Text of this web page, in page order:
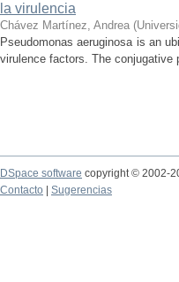
la virulencia
Chávez Martínez, Andrea (
Pseudomonas aeruginosa is an
virulence factors. The conjugative
DSpace software copyright © 2002-
Contacto
Sugerencias